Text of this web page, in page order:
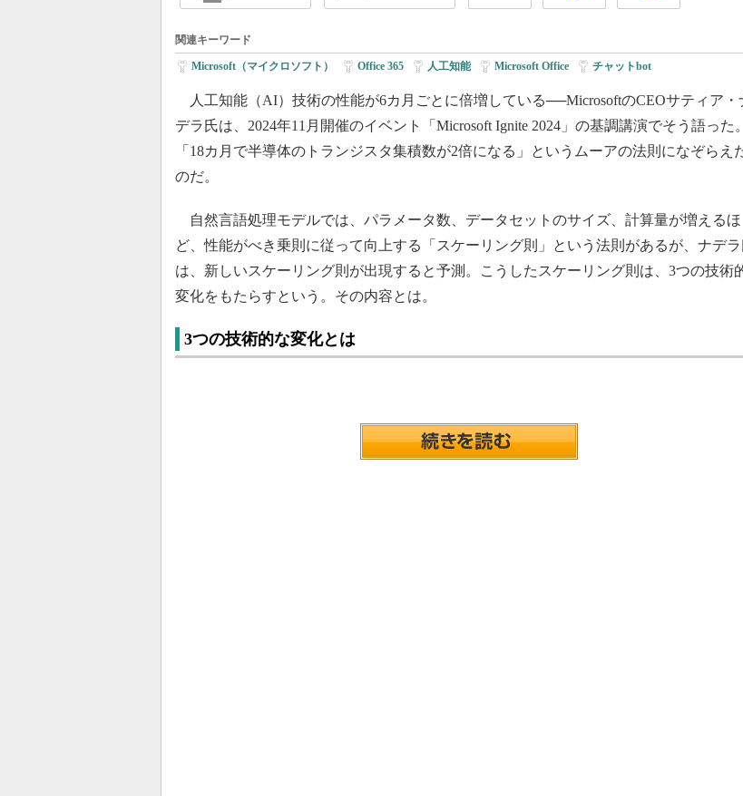
関連キーワード
Microsoft（マイクロソフト） Office 365 人工知能| Microsoft Office チャットbot
人工知能（AI）技術の性能が6カ月ごとに倍増している──MicrosoftのCEOサティア・
デラ氏は、2024年11月開催のイベント「Microsoft Ignite 2024」の基調講演でそう語った。
「18カ月で半導体のトランジスタ集積数が2倍になる」というムーアの法則になぞらえ
のだ。
自然言語処理モデルでは、パラメータ数、データセットのサイズ、計算量が増えるほ
ど、性能がべき乗則に従って向上する「スケーリング則」という法則があるが、ナデラ
は、新しいスケーリング則が出現すると予測。こうしたスケーリング則は、3つの技術
変化をもたらすという。その内容とは。
3つの技術的な変化とは